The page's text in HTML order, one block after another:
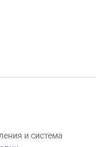
и система